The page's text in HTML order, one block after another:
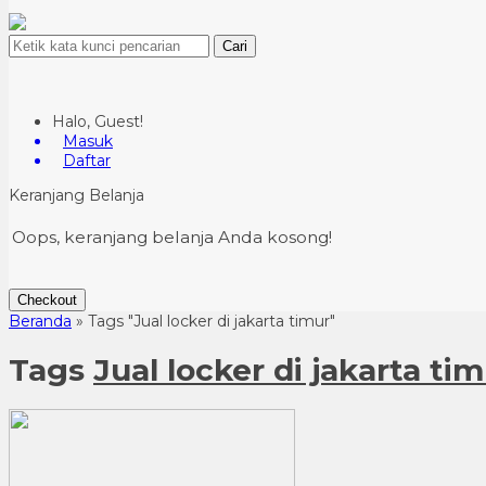
Cari
Halo, Guest!
Masuk
Daftar
Keranjang Belanja
Oops, keranjang belanja Anda kosong!
Checkout
Beranda » Tags "Jual locker di jakarta timur"
Tags Jual locker di jakarta